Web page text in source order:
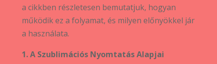
a cikkben részletesen bemutatjuk, hogyan
működik ez a folyamat, és milyen előnyökkel jár
a használata.
1. A Szublimációs Nyomtatás Alapjai